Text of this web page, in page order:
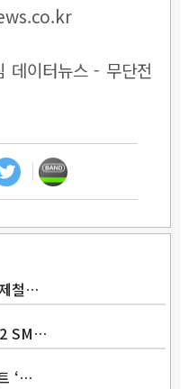
이터뉴스 - 무단전
철…
2 SM…
‘…